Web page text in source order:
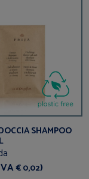
SHAMPOO
€ 0,02)